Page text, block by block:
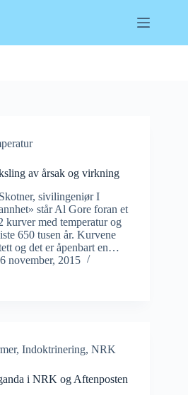
av årsak og virkning
sivilingeniør I
står Al Gore foran et
kurver med temperatur og
650 tusen år. Kurvene
og det er åpenbart en…
november, 2015
, Indoktrinering, NRK
i NRK og Aftenposten